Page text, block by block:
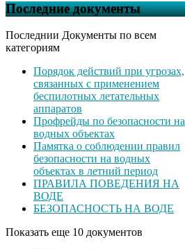
Последние документы
Последнии Документы по всем
категориям
Порядок действий при угрозах,
связанных с применением
беспилотных летательных
аппаратов
Профрейды по безопасности на
водных объектах
Памятка о соблюдении правил
безопасности на водных
объектах в летний период
ПРАВИЛА ПОВЕДЕНИЯ НА
ВОДЕ
БЕЗОПАСНОСТЬ НА ВОДЕ
Показать еще 10 документов